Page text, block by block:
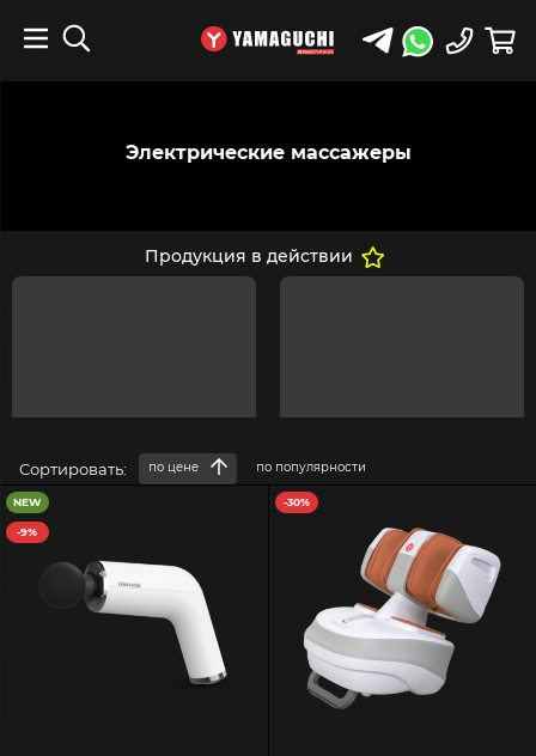
Электрические массажеры
Продукция в действии
Сортировать: по цене по популярности
NEW
-9%
-30%